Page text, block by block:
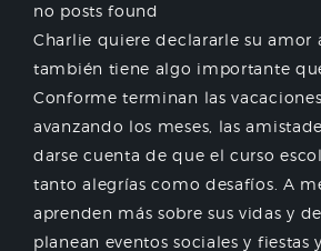
no posts found
Charlie quiere declararle su amor
también tiene algo importante
Conforme terminan las
avanzando los meses, las
darse cuenta de que el curso
tanto alegrías como desafíos. A
aprenden más sobre sus vidas y
planean eventos sociales y fiestas